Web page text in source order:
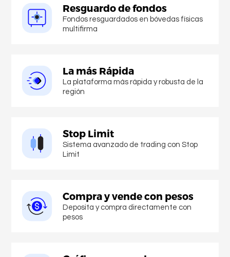
Resguardo de fondos
Fondos resguardados en bóvedas físicas
multifirma
La más Rápida
La plataforma más rápida y robusta de la
región
Stop Limit
Sistema avanzado de trading con Stop
Limit
Compra y vende con pesos
Deposita y compra directamente con
pesos